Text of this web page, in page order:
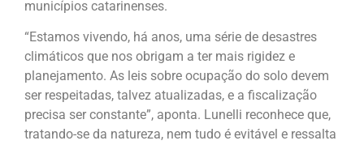
municípios catarinenses.
“Estamos vivendo, há anos, uma série de desastres
climáticos que nos obrigam a ter mais rigidez e
planejamento. As leis sobre ocupação do solo devem
ser respeitadas, talvez atualizadas, e a fiscalização
precisa ser constante”, aponta. Lunelli reconhece que,
tratando-se da natureza, nem tudo é evitável e ressalta